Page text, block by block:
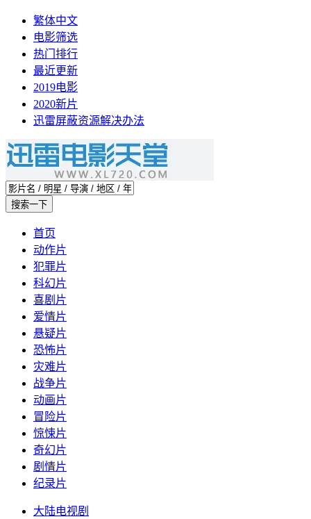
繁体中文
电影筛选
热门排行
最近更新
2019电影
2020新片
迅雷屏蔽资源解决办法
首页
动作片
犯罪片
科幻片
喜剧片
爱情片
悬疑片
恐怖片
灾难片
战争片
动画片
冒险片
惊悚片
奇幻片
剧情片
纪录片
大陆电视剧